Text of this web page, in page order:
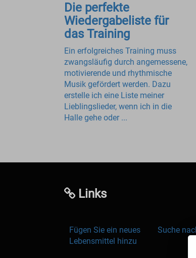
Die perfekte
Wiedergabeliste für
das Training
Ein erfolgreiches Training muss
zwangsläufig durch angemessene,
motivierende und rhythmische
Musik gefördert werden. Dazu
erstelle ich eine Liste meiner
Lieblingslieder, wenn ich in die
Halle gehe oder ...
Links
Fügen Sie ein neues
Lebensmittel hinzu
Suche